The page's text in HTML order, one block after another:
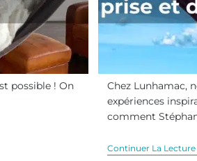
possible ! On
Chez Lunhamac,
expériences
comment
Continuer La Lecture